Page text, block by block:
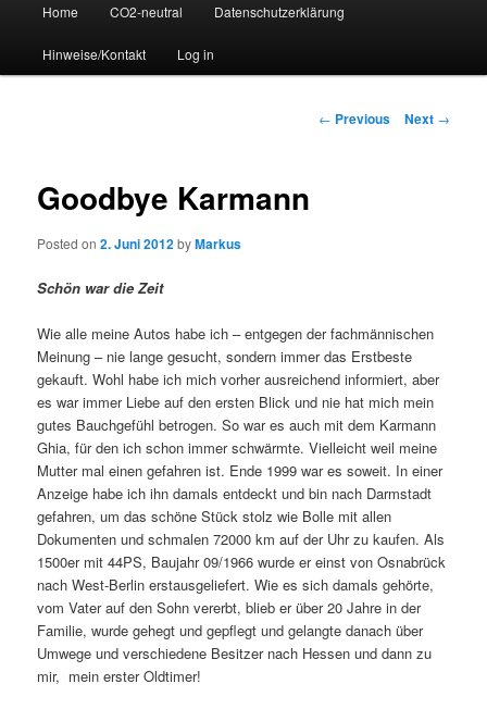
Skip
to
Home CO2-neutral Datenschutzerklärung
Hinweise/Kontakt Log in
Post
← Previous Next →
Goodbye Karmann
Posted on2. Juni 2012byMarkus
Schön war die Zeit
Wie alle meine Autos habe ich – entgegen der fachmännischen
Meinung – nie lange gesucht, sondern immer das Erstbeste
gekauft. Wohl habe ich mich vorher ausreichend informiert, aber
es war immer Liebe auf den ersten Blick und nie hat mich mein
gutes Bauchgefühl betrogen. So war es auch mit dem Karmann
Ghia, für den ich schon immer schwärmte. Vielleicht weil meine
Mutter mal einen gefahren ist. Ende 1999 war es soweit. In einer
Anzeige habe ich ihn damals entdeckt und bin nach Darmstadt
gefahren, um das schöne Stück stolz wie Bolle mit allen
Dokumenten und schmalen 72000 km auf der Uhr zu kaufen. Als
1500er mit 44PS, Baujahr 09/1966 wurde er einst von Osnabrück
nach West-Berlin erstausgeliefert. Wie es sich damals gehörte,
vom Vater auf den Sohn vererbt, blieb er über 20 Jahre in der
Familie, wurde gehegt und gepflegt und gelangte danach über
Umwege und verschiedene Besitzer nach Hessen und dann zu
mir, mein erster Oldtimer!